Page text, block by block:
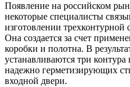
Появление на российском
некоторые специалисты
изготовлении
Она создается за счет
коробки и полотна. В
устанавливаются три
надежно герметизирующих
входной двери.